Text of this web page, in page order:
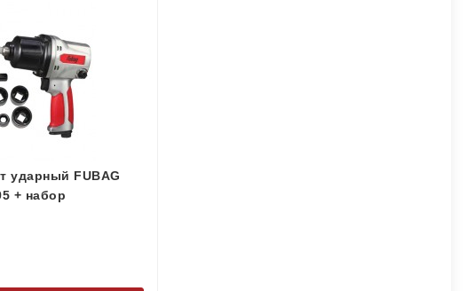
ударный FUBAG
+ набор